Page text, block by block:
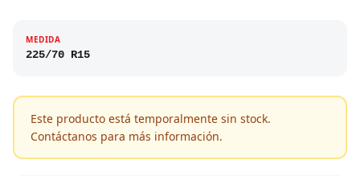
MEDIDA
225/70 R15
Este producto está temporalmente sin stock.
Contáctanos para más información.